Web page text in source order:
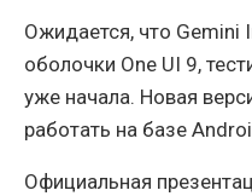
Ожидается, что Gemini
оболочки One UI 9,
уже начала. Новая
работать на базе
Официальная